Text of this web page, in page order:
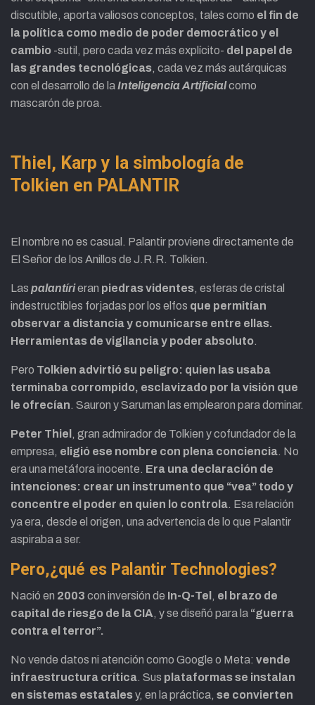
discutible, aporta valiosos conceptos, tales como el fin de
la política como medio de poder democrático y el
cambio -sutil, pero cada vez más explícito- del papel de
las grandes tecnológicas, cada vez más autárquicas
con el desarrollo de laInteligencia Artificialcomo
mascarón de proa.
Thiel, Karp y la simbología de
Tolkien en PALANTIR
El nombre no es casual. Palantir proviene directamente de
El Señor de los Anillos de J.R.R. Tolkien.
Las palantírieran piedras videntes, esferas de cristal
indestructibles forjadas por los elfos que permitían
observar a distancia y comunicarse entre ellas.
Herramientas de vigilancia y poder absoluto.
Pero Tolkien advirtió su peligro: quien las usaba
terminaba corrompido, esclavizado por la visión que
le ofrecían. Sauron y Saruman las emplearon para dominar.
Peter Thiel , gran admirador de Tolkien y cofundador de la
empresa, eligió ese nombre con plena conciencia. No
era una metáfora inocente. Era una declaración de
intenciones: crear un instrumento que “vea” todo y
concentre el poder en quien lo controla. Esa relación
ya era, desde el origen, una advertencia de lo que Palantir
aspiraba a ser.
Pero,¿qué es Palantir Technologies?
Nació en 2003 con inversión de In-Q-Tel , el brazo de
capital de riesgo de la CIA, y se diseñó para la “guerra
contra el terror”.
No vende datos ni atención como Google o Meta: vende
infraestructura crítica. Sus plataformas se instalan
en sistemas estatalesy, en la práctica, se convierten